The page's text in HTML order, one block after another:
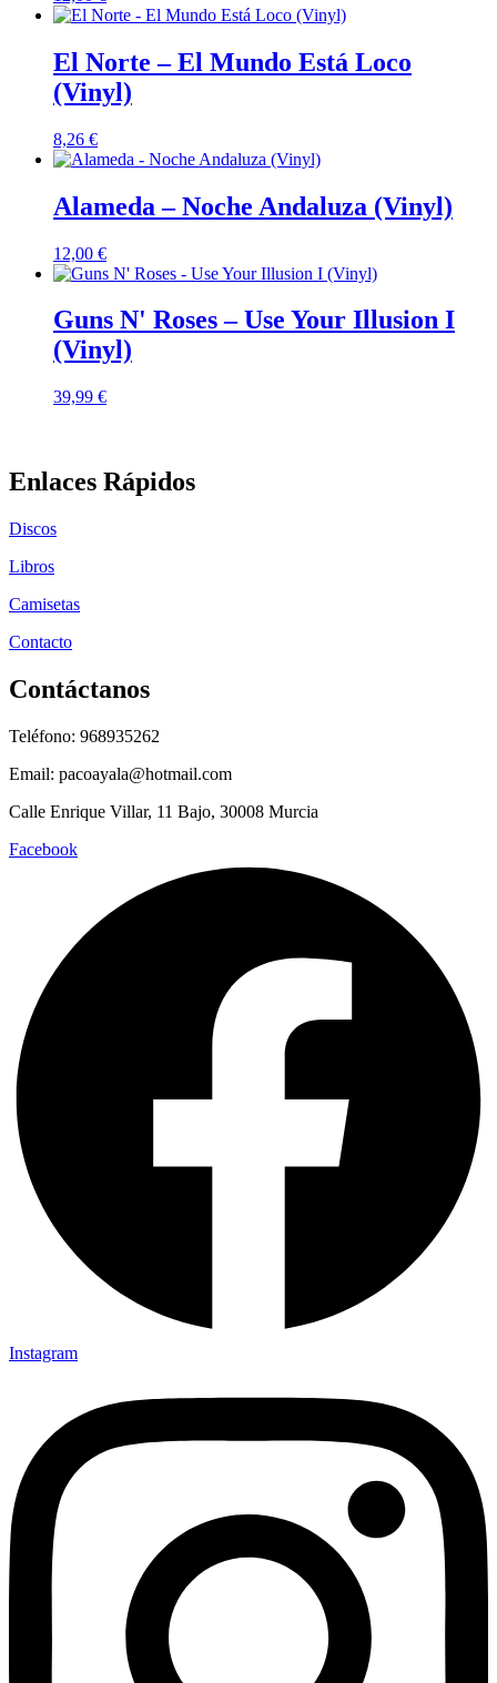
El Norte – El Mundo Está Loco
(Vinyl)
8,26 €
Alameda – Noche Andaluza (Vinyl)
12,00 €
Guns N' Roses – Use Your Illusion I
(Vinyl)
39,99 €
Enlaces Rápidos
Discos
Libros
Camisetas
Contacto
Contáctanos
Teléfono: 968935262
Email: pacoayala@hotmail.com
Calle Enrique Villar, 11 Bajo, 30008 Murcia
Facebook
Instagram